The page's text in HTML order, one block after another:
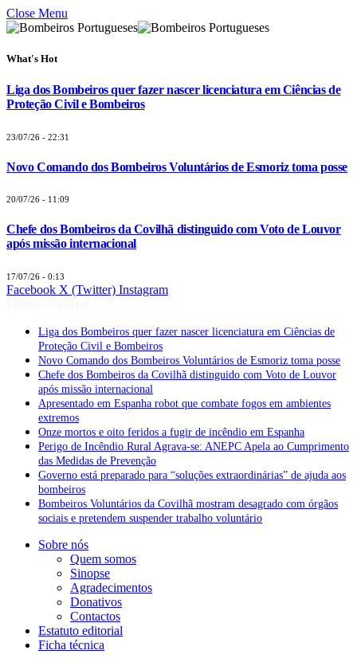
Close Menu
What's Hot
Liga dos Bombeiros quer fazer nascer licenciatura em Ciências de
Proteção Civil e Bombeiros
23/07/26 - 22:31
Novo Comando dos Bombeiros Voluntários de Esmoriz toma posse
20/07/26 - 11:09
Chefe dos Bombeiros da Covilhã distinguido com Voto de Louvor
após missão internacional
17/07/26 - 0:13
Facebook X (Twitter) Instagram
Liga dos Bombeiros quer fazer nascer licenciatura em Ciências de
Proteção Civil e Bombeiros
Novo Comando dos Bombeiros Voluntários de Esmoriz toma posse
Chefe dos Bombeiros da Covilhã distinguido com Voto de Louvor
após missão internacional
Apresentado em Espanha robot que combate fogos em ambientes
extremos
Onze mortos e oito feridos a fugir de incêndio em Espanha
Perigo de Incêndio Rural Agrava-se: ANEPC Apela ao Cumprimento
das Medidas de Prevenção
Governo está preparado para “soluções extraordinárias” de ajuda aos
bombeiros
Bombeiros Voluntários da Covilhã mostram desagrado com órgãos
sociais e pretendem suspender trabalho voluntário
Sobre nós
Quem somos
Sinopse
Agradecimentos
Donativos
Contactos
Estatuto editorial
Ficha técnica